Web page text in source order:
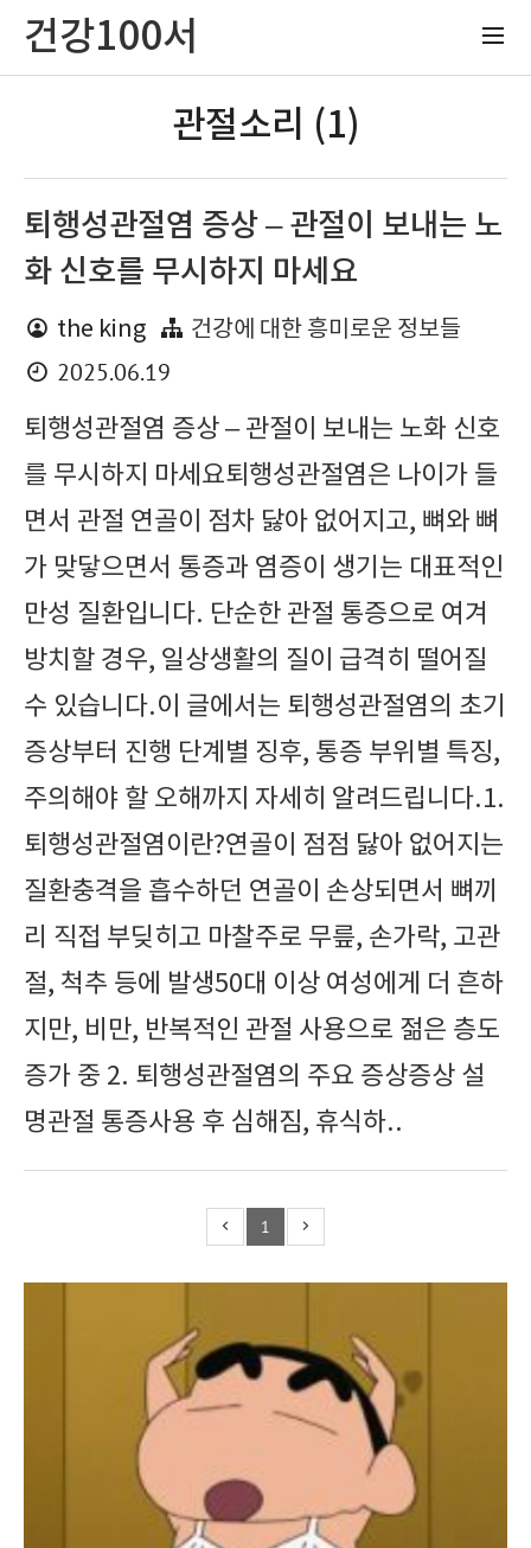
건강100서
관절소리 (1)
퇴행성관절염 증상 – 관절이 보내는 노
화 신호를 무시하지 마세요
the king 건강에 대한 흥미로운 정보들
2025.06.19
퇴행성관절염 증상 – 관절이 보내는 노화 신호
를 무시하지 마세요퇴행성관절염은 나이가 들
면서 관절 연골이 점차 닳아 없어지고, 뼈와 뼈
가 맞닿으면서 통증과 염증이 생기는 대표적인
만성 질환입니다. 단순한 관절 통증으로 여겨
방치할 경우, 일상생활의 질이 급격히 떨어질
수 있습니다.이 글에서는 퇴행성관절염의 초기
증상부터 진행 단계별 징후, 통증 부위별 특징,
주의해야 할 오해까지 자세히 알려드립니다.1.
퇴행성관절염이란?연골이 점점 닳아 없어지는
질환충격을 흡수하던 연골이 손상되면서 뼈끼
리 직접 부딪히고 마찰주로 무릎, 손가락, 고관
절, 척추 등에 발생50대 이상 여성에게 더 흔하
지만, 비만, 반복적인 관절 사용으로 젊은 층도
증가 중 2. 퇴행성관절염의 주요 증상증상 설
명관절 통증사용 후 심해짐, 휴식하..
1